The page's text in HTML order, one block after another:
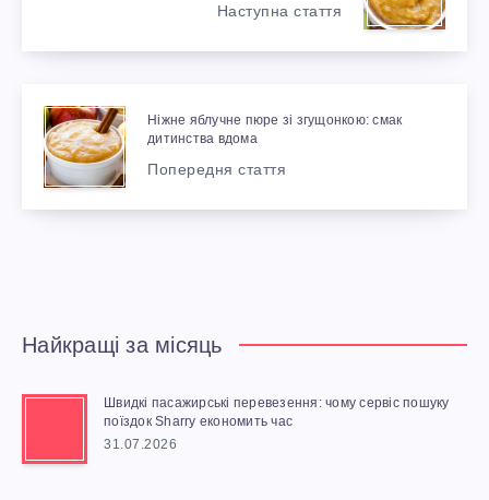
Наступна стаття
Ніжне яблучне пюре зі згущонкою: смак
дитинства вдома
Попередня стаття
Найкращі за місяць
Швидкі пасажирські перевезення: чому сервіс пошуку
поїздок Sharry економить час
31.07.2026